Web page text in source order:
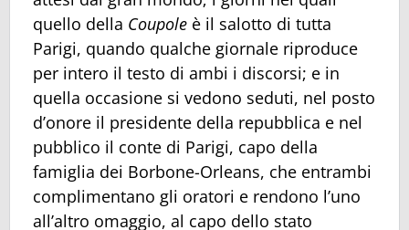
quello della Coupole è il salotto di tutta
Parigi, quando qualche giornale riproduce
per intero il testo di ambi i discorsi; e in
quella occasione si vedono seduti, nel posto
d’onore il presidente della repubblica e nel
pubblico il conte di Parigi, capo della
famiglia dei Borbone-Orleans, che entrambi
complimentano gli oratori e rendono l’uno
all’altro omaggio, al capo dello stato